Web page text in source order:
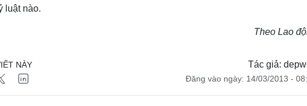
luật nào.
Theo Lao
Tác giả:
Đăng vào ngày: 14/03/2013 -
NÀY